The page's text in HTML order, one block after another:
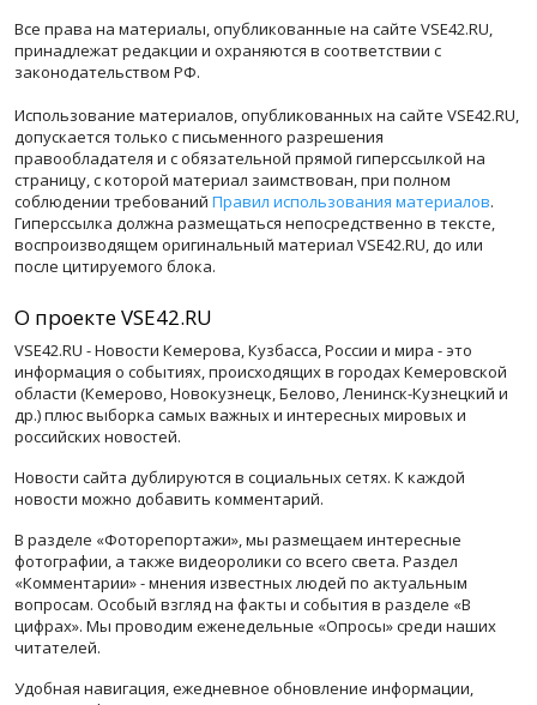
Все права на материалы, опубликованные на сайте VSE42.RU,
принадлежат редакции и охраняются в соответствии с
законодательством РФ.
Использование материалов, опубликованных на сайте VSE42.RU,
допускается только с письменного разрешения
правообладателя и с обязательной прямой гиперссылкой на
страницу, с которой материал заимствован, при полном
соблюдении требований Правил использования материалов.
Гиперссылка должна размещаться непосредственно в тексте,
воспроизводящем оригинальный материал VSE42.RU, до или
после цитируемого блока.
О проекте VSE42.RU
VSE42.RU - Новости Кемерова, Кузбасса, России и мира - это
информация о событиях, происходящих в городах Кемеровской
области (Кемерово, Новокузнецк, Белово, Ленинск-Кузнецкий и
др.) плюс выборка самых важных и интересных мировых и
российских новостей.
Новости сайта дублируются в социальных сетях. К каждой
новости можно добавить комментарий.
В разделе «Фоторепортажи», мы размещаем интересные
фотографии, а также видеоролики со всего света. Раздел
«Комментарии» - мнения известных людей по актуальным
вопросам. Особый взгляд на факты и события в разделе «В
цифрах». Мы проводим еженедельные «Опросы» среди наших
читателей.
Удобная навигация, ежедневное обновление информации,